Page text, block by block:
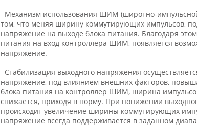
Механизм использования ШИМ (широтно-
том, что меняя ширину коммутирующих импульсов,
напряжение на выходе блока питания. Благодаря
питания на вход контроллера ШИМ, появляется
напряжение.
Стабилизация выходного напряжения
напряжение, под влиянием внешних факторов,
блока питания на контроллер ШИМ, ширина
снижается, приходя в норму. При понижении
происходит увеличение ширины коммутирующих
напряжение всегда поддерживается в заданном